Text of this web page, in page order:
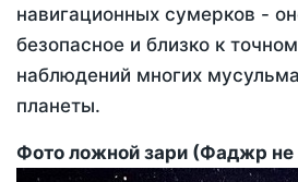
навигационных сумерков -
безопасное и близко к
наблюдений многих
планеты.
Фото ложной зари (Фаджр не